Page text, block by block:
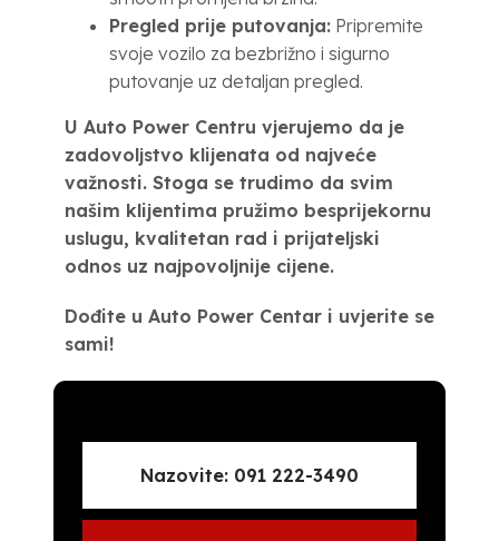
Pregled prije putovanja:Pripremite
svoje vozilo za bezbrižno i sigurno
putovanje uz detaljan pregled.
U Auto Power Centru vjerujemo da je
zadovoljstvo klijenata od najveće
važnosti. Stoga se trudimo da svim
našim klijentima pružimo besprijekornu
uslugu, kvalitetan rad i prijateljski
odnos uz najpovoljnije cijene.
Dođite u Auto Power Centar i uvjerite se
sami!
Nazovite: 091 222-3490